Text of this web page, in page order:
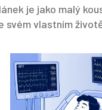
je jako malý
svém vlastním